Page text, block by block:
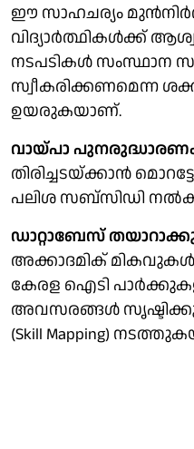
ഈ സാഹചര്യം
വിദ്യാര്‍ത്ഥികള്‍ക്ക്
നടപടികള്‍ സംസ്ഥാന
സ്വീകരിക്കണമെന്ന
ഉയരുകയാണ്.
വായ്പാ
തിരിച്ചടയ്ക്കാൻ
പലിശ സബ്‌സിഡി
ഡാറ്റാബേസ്
അക്കാദമിക്
കേരള ഐടി
അവസരങ്ങൾ
(Skill Mapping)